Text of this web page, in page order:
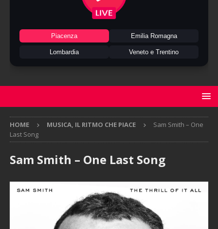
Piacenza Emilia Romagna
Lombardia Veneto e Trentino
HOME MUSICA, IL RITMO CHE PIACE
Sam Smith – One
Last Song
Sam Smith – One Last Song